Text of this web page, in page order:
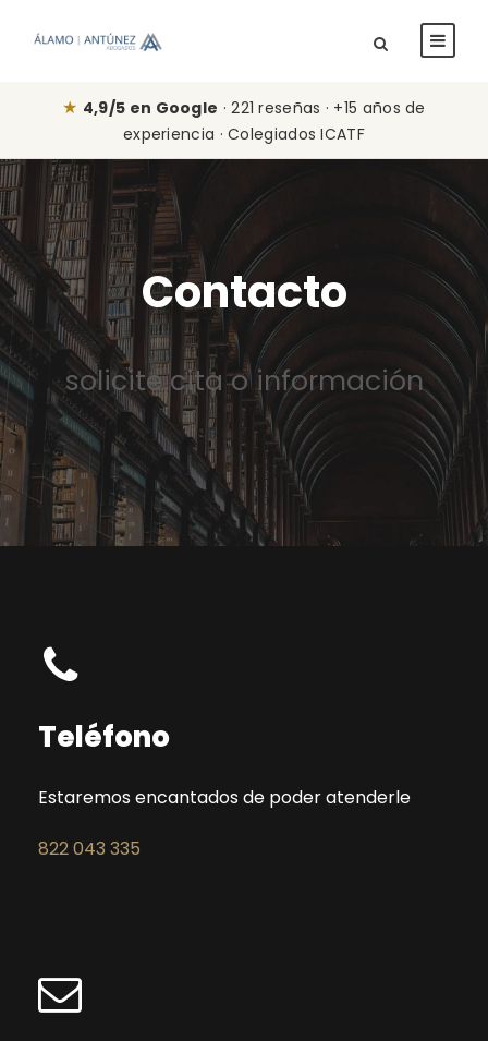
★ 4,9/5 en Google · 221 reseñas · +15 años de
experiencia · Colegiados ICATF
Contacto
solicite cita o información
Teléfono
Estaremos encantados de poder atenderle
822 043 335